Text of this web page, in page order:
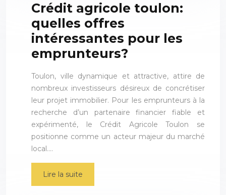
Crédit agricole toulon:
quelles offres
intéressantes pour les
emprunteurs?
Toulon, ville dynamique et attractive, attire de
nombreux investisseurs désireux de concrétiser
leur projet immobilier. Pour les emprunteurs à la
recherche d’un partenaire financier fiable et
expérimenté, le Crédit Agricole Toulon se
positionne comme un acteur majeur du marché
local….
Lire la suite